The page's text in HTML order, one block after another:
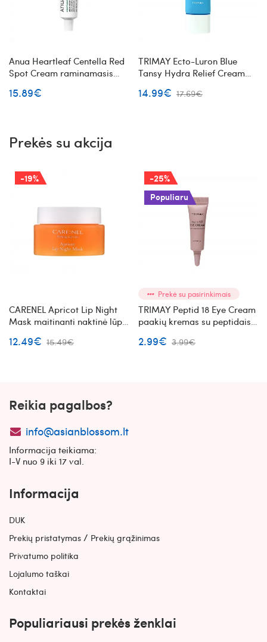
Anua Heartleaf Centella Red
Spot Cream raminamasis
vietoms
15.89€
TRIMAY Ecto-Luron Blue
Tansy Hydra Relief Cream
alavijais
14.99€ 17.69€
Prekės su akcija
-19%
CARENEL Apricot Lip Night
Mask maitinanti naktinė lūpų
12.49€ 15.49€
-25%
Populiaru
Prekė su pasirinkimais
TRIMAY Peptid 18 Eye Cream
paakių kremas su peptidais
2.99€ 3.99€
Reikia pagalbos?
info@asianblossom.lt
Informacija teikiama:
I-V nuo 9 iki 17 val.
Informacija
DUK
Prekių pristatymas / Prekių grąžinimas
Privatumo politika
Lojalumo taškai
Kontaktai
Populiariausi prekės ženklai